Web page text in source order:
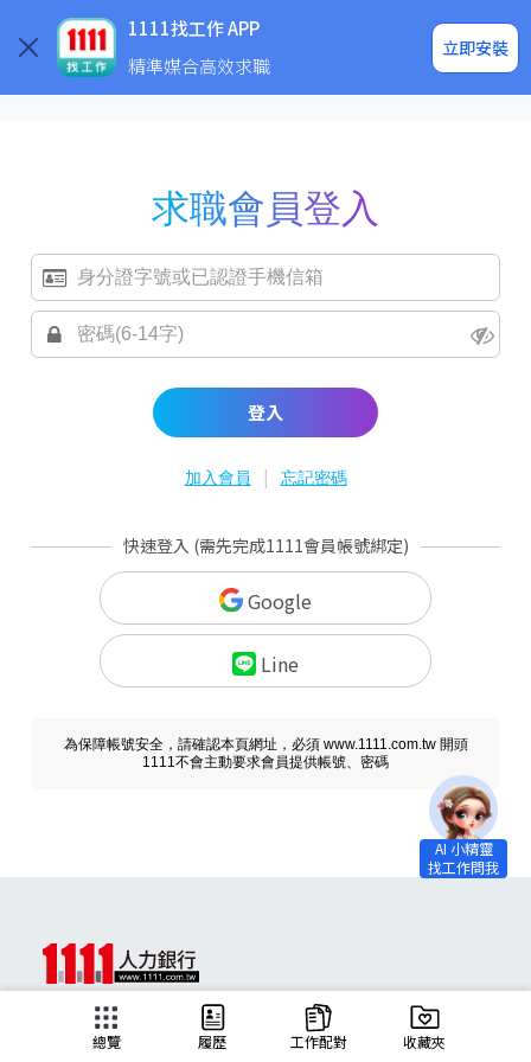
1111找工作 APP
精準媒合高效求職
立即安裝
企業求才
求職會員登入
登入
加入會員 | 忘記密碼
快速登入 (需先完成1111會員帳號綁定)
Google
Line
為保障帳號安全，請確認本頁網址，必須 www.1111.com.tw 開頭
1111不會主動要求會員提供帳號、密碼
總覽 履歷 工作配對 收藏夾